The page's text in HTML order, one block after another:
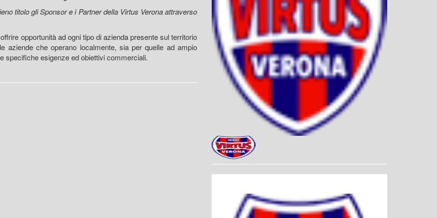
titolo gli Sponsor e i Partner della Virtus Verona attraverso
opportunità ad ogni tipo di azienda presente sul territorio
aziende che operano localmente, sia per quelle ad ampio
specifiche esigenze ed obiettivi commerciali.